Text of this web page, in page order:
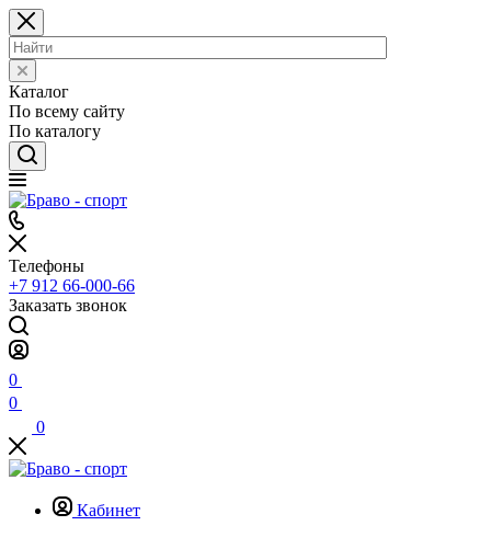
Каталог
По всему сайту
По каталогу
Телефоны
+7 912 66-000-66
Заказать звонок
0
0
0
Кабинет